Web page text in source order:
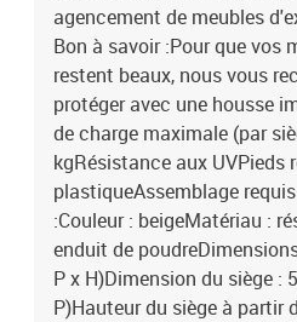
agencement de meubles
Bon à savoir :Pour que vos
restent beaux, nous vous
protéger avec une housse
de charge maximale (par
kgRésistance aux UVPieds
plastiqueAssemblage
:Couleur : beigeMatériau :
enduit de
P x H)Dimension du siège :
P)Hauteur du siège à partir